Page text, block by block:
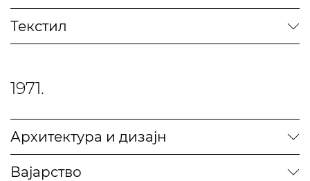
Текстил
1971.
Архитектура и дизајн
Вајарство